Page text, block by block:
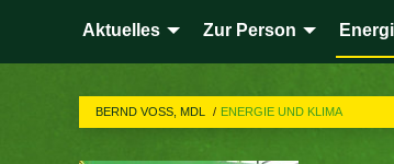
Aktuelles Zur Person
BERND VOSS, MDL ENERGIE UND KLIMA